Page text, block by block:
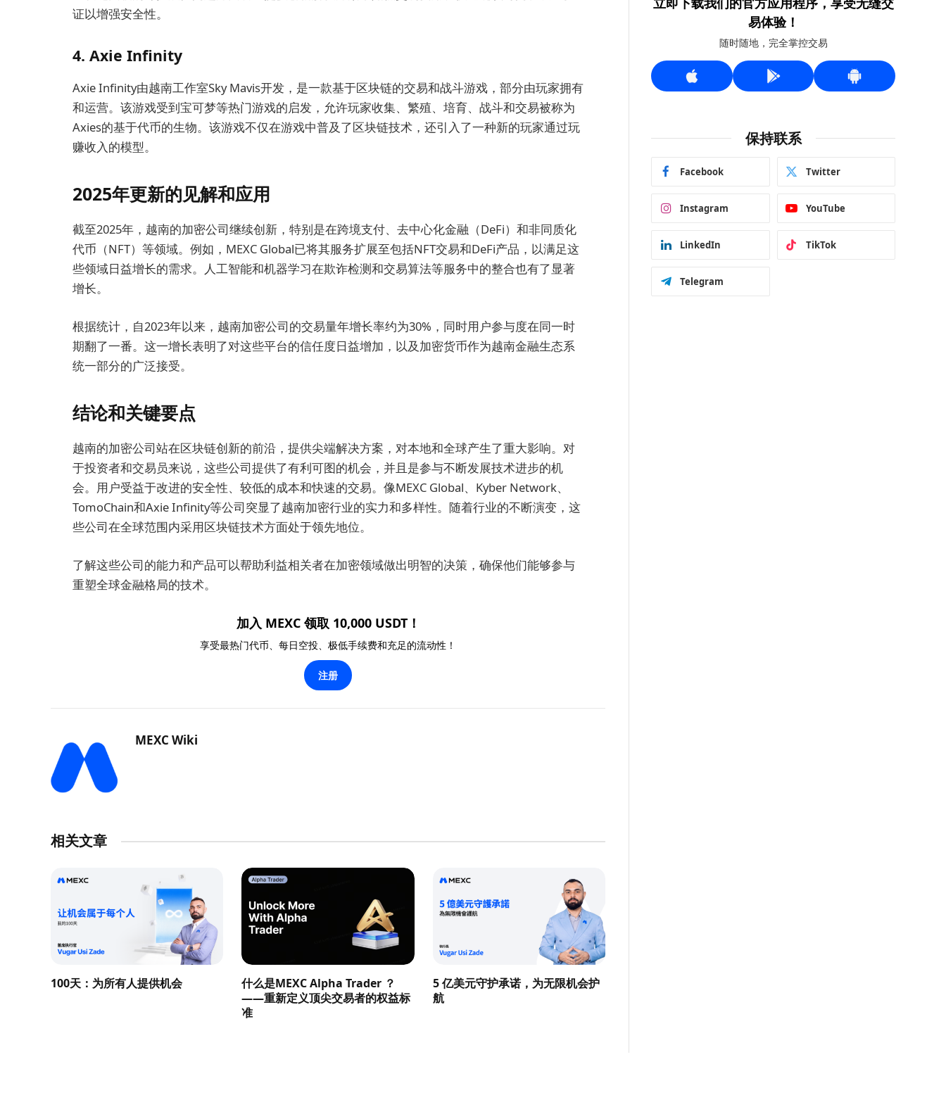
证以增强安全性。
4. Axie Infinity
Axie Infinity由越南工作室Sky Mavis开发，是一款基于区块链的交易和战斗游戏，部分由玩家拥有
和运营。该游戏受到宝可梦等热门游戏的启发，允许玩家收集、繁殖、培育、战斗和交易被称为
Axies的基于代币的生物。该游戏不仅在游戏中普及了区块链技术，还引入了一种新的玩家通过玩
赚收入的模型。
2025年更新的见解和应用
截至2025年，越南的加密公司继续创新，特别是在跨境支付、去中心化金融（DeFi）和非同质化
代币（NFT）等领域。例如，MEXC Global已将其服务扩展至包括NFT交易和DeFi产品，以满足这
些领域日益增长的需求。人工智能和机器学习在欺诈检测和交易算法等服务中的整合也有了显著
增长。
根据统计，自2023年以来，越南加密公司的交易量年增长率约为30%，同时用户参与度在同一时
期翻了一番。这一增长表明了对这些平台的信任度日益增加，以及加密货币作为越南金融生态系
统一部分的广泛接受。
结论和关键要点
越南的加密公司站在区块链创新的前沿，提供尖端解决方案，对本地和全球产生了重大影响。对
于投资者和交易员来说，这些公司提供了有利可图的机会，并且是参与不断发展技术进步的机
会。用户受益于改进的安全性、较低的成本和快速的交易。像MEXC Global、Kyber Network、
TomoChain和Axie Infinity等公司突显了越南加密行业的实力和多样性。随着行业的不断演变，这
些公司在全球范围内采用区块链技术方面处于领先地位。
了解这些公司的能力和产品可以帮助利益相关者在加密领域做出明智的决策，确保他们能够参与
重塑全球金融格局的技术。
加入 MEXC 领取 10,000 USDT！
享受最热门代币、每日空投、极低手续费和充足的流动性！
注册
MEXC Wiki
相关文章
100天：为所有人提供机会
什么是MEXC Alpha Trader ？
——重新定义顶尖交易者的权益标
准
5 亿美元守护承诺，为无限机会护
航
易体验！
随时随地，完全掌控交易
保持联系
Facebook Twitter
Instagram YouTube
LinkedIn TikTok
Telegram